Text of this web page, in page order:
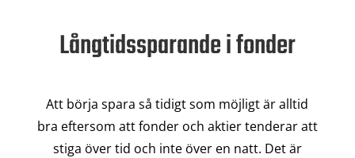
Långtidssparande i fonder
Att börja spara så tidigt som möjligt är alltid
bra eftersom att fonder och aktier tenderar att
stiga över tid och inte över en natt. Det är